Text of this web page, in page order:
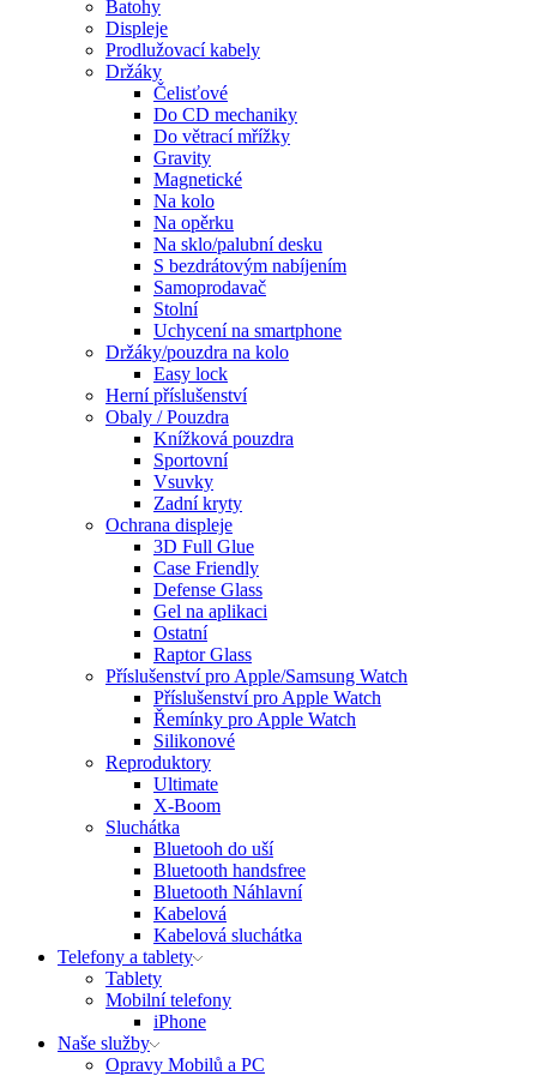
Batohy
Displeje
Prodlužovací kabely
Držáky
Čelisťové
Do CD mechaniky
Do větrací mřížky
Gravity
Magnetické
Na kolo
Na opěrku
Na sklo/palubní desku
S bezdrátovým nabíjením
Samoprodavač
Stolní
Uchycení na smartphone
Držáky/pouzdra na kolo
Easy lock
Herní příslušenství
Obaly / Pouzdra
Knížková pouzdra
Sportovní
Vsuvky
Zadní kryty
Ochrana displeje
3D Full Glue
Case Friendly
Defense Glass
Gel na aplikaci
Ostatní
Raptor Glass
Příslušenství pro Apple/Samsung Watch
Příslušenství pro Apple Watch
Řemínky pro Apple Watch
Silikonové
Reproduktory
Ultimate
X-Boom
Sluchátka
Bluetooh do uší
Bluetooth handsfree
Bluetooth Náhlavní
Kabelová
Kabelová sluchátka
Telefony a tablety
Tablety
Mobilní telefony
iPhone
Naše služby
Opravy Mobilů a PC